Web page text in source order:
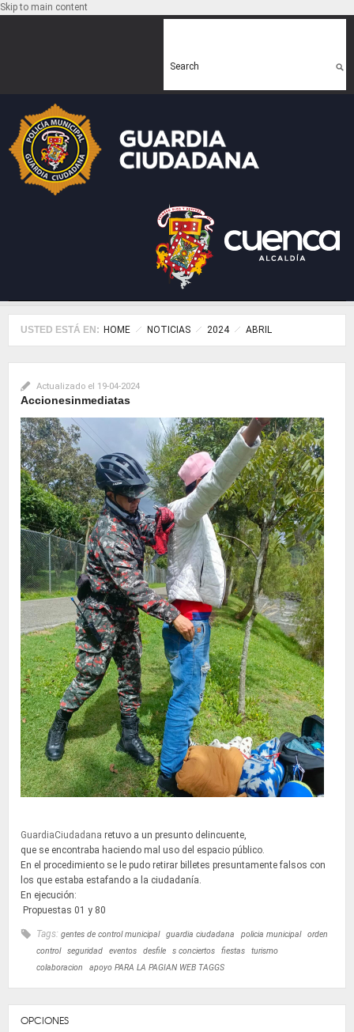
Skip to main content
Search
USTED ESTÁ EN: HOME NOTICIAS 2024 ABRIL
Actualizado el 19-04-2024
Accionesinmediatas
GuardiaCiudadana retuvo a un presunto delincuente,
que se encontraba haciendo mal uso del espacio público.
En el procedimiento se le pudo retirar billetes presuntamente falsos con
los que estaba estafando a la ciudadanía.
En ejecución:
Propuestas 01 y 80
Tags: gentes de control municipal guardia ciudadana policia municipal
orden
control
seguridad eventos desfile s conciertos fiestas
turismo
colaboracion
apoyo PARA LA PAGIAN WEB TAGGS
OPCIONES